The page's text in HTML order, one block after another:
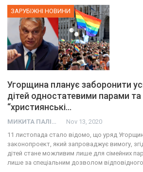
ЗАРУБІЖНІ НОВИНИ
Угорщина планує заборонити
дітей одностатевими парами
“християнські…
МИКИТА ПАЛІЙ Nov 13, 2020
11 листопада стало відомо, що уряд
законопроект, який запроваджує вимогу,
дітей стане можливим лише для сімейних
лише за спеціальним дозволом